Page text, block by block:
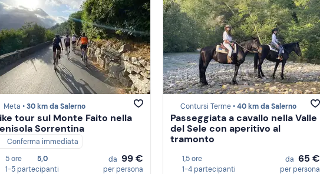
Meta •30 km da Salerno
tour sul Monte Faito nella
Sorrentina
Conferma immediata
5 ore
5,0
1-5 partecipanti
da 99 €
per persona
Contursi Terme •40 km da Salerno
Passeggiata a cavallo nella Valle
del Sele con aperitivo al
tramonto
1,5 ore
1-4 partecipanti
da 65 €
per persona